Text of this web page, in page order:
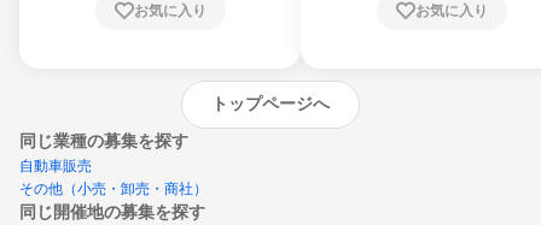
お気に入り お気に入り
トップページへ
同じ業種の募集を探す
自動車販売
その他（小売・卸売・商社）
同じ開催地の募集を探す